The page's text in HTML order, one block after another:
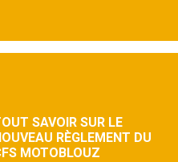
SAVOIR SUR LE
RÈGLEMENT DU
MOTOBLOUZ